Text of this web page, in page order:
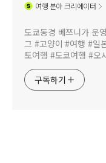
여행분야 크리에이터
도쿄동경 베쯔니가 운
그 #고양이 #여행 #일
토여행 #도쿄여행 #오
구독하기